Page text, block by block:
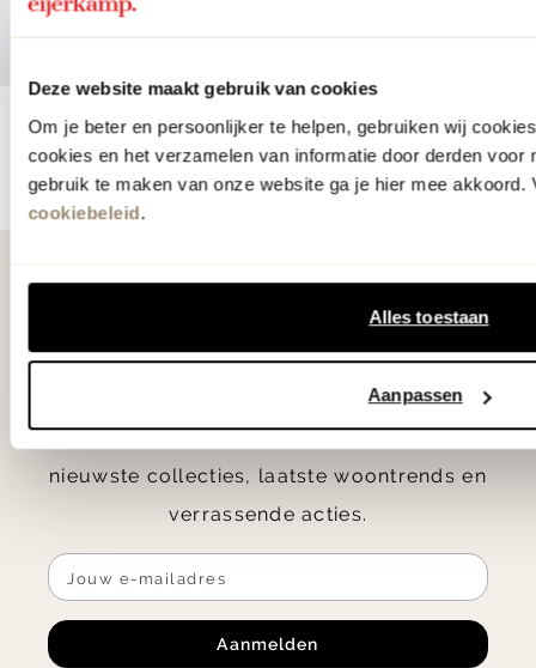
Deze website maakt gebruik van cookies
Om je beter en persoonlijker te helpen, gebruiken wij
cookies en het verzamelen van informatie door derden voor
gebruik te maken van onze website ga je hier mee akkoord.
cookiebeleid.
Alles toestaan
Aanpassen
Als eerste
op de hoogte
Ontvang € 25.- korting op je eerste
bestelling en blijf op de hoogte van de
nieuwste collecties, laatste woontrends en
verrassende acties.
Aanmelden